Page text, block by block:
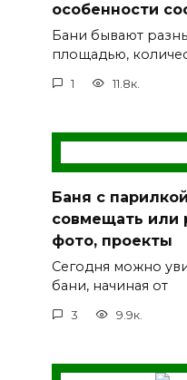
особенности
Бани бывают
площадью,
1 11.8к.
Баня с
совмещать или
фото, проекты
Сегодня можно
бани, начиная от
3 9.9к.